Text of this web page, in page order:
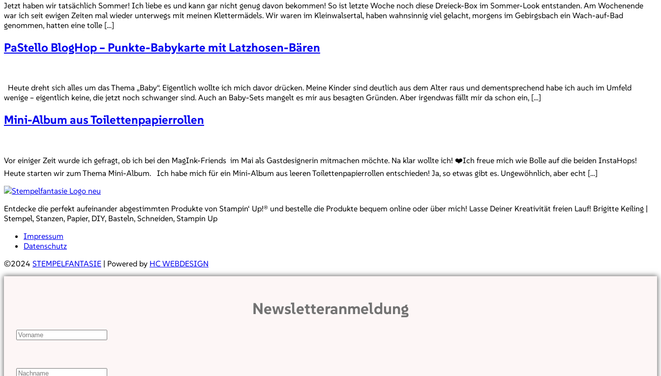
Jetzt haben wir tatsächlich Sommer! Ich liebe es und kann gar nicht genug davon bekommen! So ist letzte Woche noch diese Dreieck-Box im Sommer-Look entstanden. Am Wochenende
war ich seit ewigen Zeiten mal wieder unterwegs mit meinen Klettermädels. Wir waren im Kleinwalsertal, haben wahnsinnig viel gelacht, morgens im Gebirgsbach ein Wach-auf-Bad
genommen, hatten eine tolle […]
PaStello BlogHop – Punkte-Babykarte mit Latzhosen-Bären
Heute dreht sich alles um das Thema „Baby“. Eigentlich wollte ich mich davor drücken. Meine Kinder sind deutlich aus dem Alter raus und dementsprechend habe ich auch im Umfeld
wenige – eigentlich keine, die jetzt noch schwanger sind. Auch an Baby-Sets mangelt es mir aus besagten Gründen. Aber irgendwas fällt mir da schon ein, […]
Mini-Album aus Toilettenpapierrollen
Vor einiger Zeit wurde ich gefragt, ob ich bei den MagInk-Friends im Mai als Gastdesignerin mitmachen möchte. Na klar wollte ich! ❤️Ich freue mich wie Bolle auf die beiden InstaHops!
Heute starten wir zum Thema Mini-Album. Ich habe mich für ein Mini-Album aus leeren Toilettenpapierrollen entschieden! Ja, so etwas gibt es. Ungewöhnlich, aber echt […]
Entdecke die perfekt aufeinander abgestimmten Produkte von Stampin‘ Up!® und bestelle die Produkte bequem online oder über mich! Lasse Deiner Kreativität freien Lauf! Brigitte Keiling |
Stempel, Stanzen, Papier, DIY, Basteln, Schneiden, Stampin Up
Impressum
Datenschutz
©2024 STEMPELFANTASIE | Powered by HC WEBDESIGN
Newsletteranmeldung